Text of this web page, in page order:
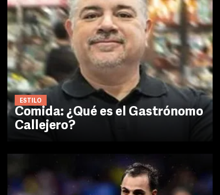
ESTILO
Comida: ¿Qué es el Gastrónomo
Callejero?